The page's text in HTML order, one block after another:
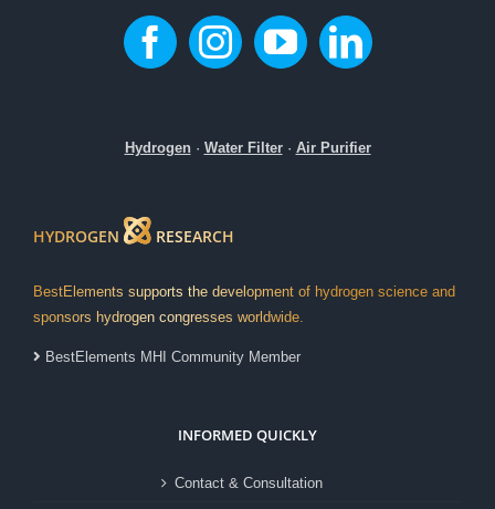
Hydrogen· Water Filter· Air Purifier
HYDROGEN RESEARCH
BestElements supports the development of hydrogen science and
sponsors hydrogen congresses worldwide.
BestElements MHI Community Member
INFORMED QUICKLY
Contact & Consultation